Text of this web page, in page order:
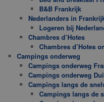
B&B Frankrijk
Nederlanders in
Logeren bij
Chambres d’Hotes
Chambres d’Hotes
Campings onderweg
Campings onderweg
Campings onderweg
Campings langs de
Campings langs de